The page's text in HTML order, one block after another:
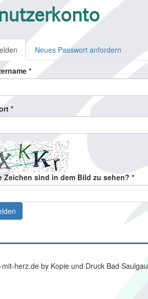
(aktiver
Reiter)
Neues Passwort anfordern
*
*
Zeichen sind in dem Bild zu sehen? *
herz.de by Kopie und Druck Bad Saulgau